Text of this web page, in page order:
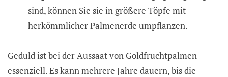
sind, können Sie sie in größere Töpfe mit
herkömmlicher Palmenerde umpflanzen.
Geduld ist bei der Aussaat von Goldfruchtpalmen
essenziell. Es kann mehrere Jahre dauern, bis die